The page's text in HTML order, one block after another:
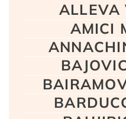
ALLEVA
AMICI